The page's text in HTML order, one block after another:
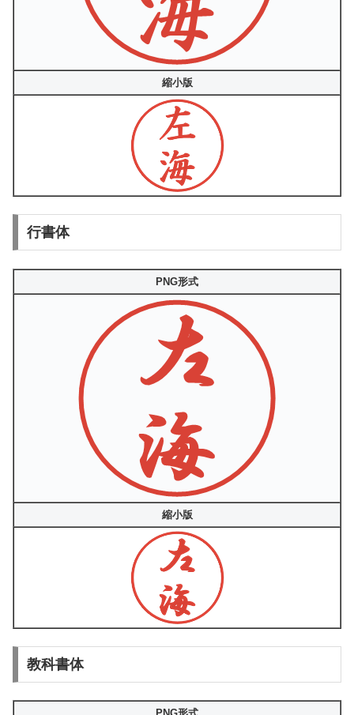
縮小版
行書体
PNG形式
縮小版
教科書体